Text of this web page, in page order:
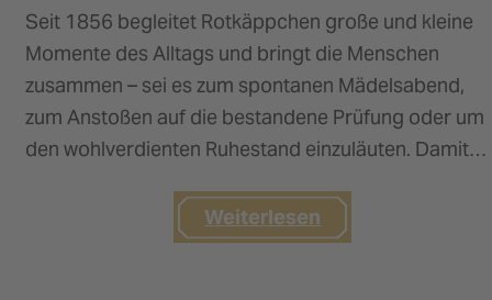
Seit 1856 begleitet Rotkäppchen große und kleine
Momente des Alltags und bringt die Menschen
zusammen – sei es zum spontanen Mädelsabend,
zum Anstoßen auf die bestandene Prüfung oder um
den wohlverdienten Ruhestand einzuläuten. Damit
Weiterlesen